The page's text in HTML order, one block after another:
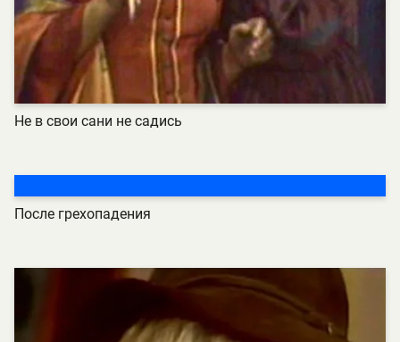
Не в свои сани не садись
После грехопадения